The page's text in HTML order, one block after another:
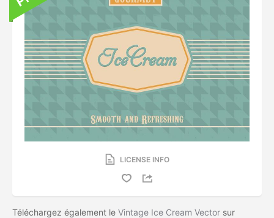
LICENSE INFO
Téléchargez également le Vintage Ice Cream Vector sur